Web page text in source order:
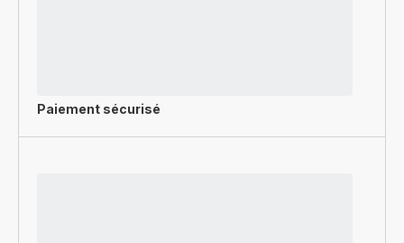
Paiement sécurisé